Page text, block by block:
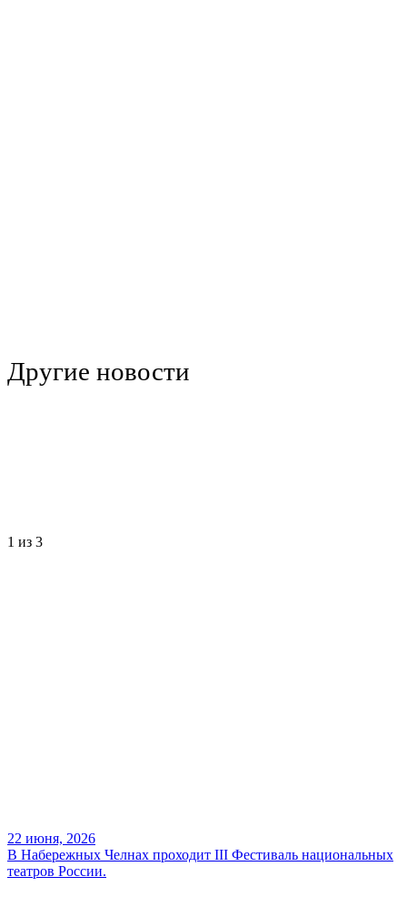
Другие новости
1 из 3
22 июня, 2026
В Набережных Челнах проходит III Фестиваль национальных
театров России.